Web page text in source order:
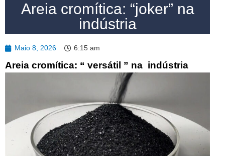
Areia cromítica: “joker” na
indústria
Maio 8, 2026 6:15 am
Areia cromítica: “ versátil ” na indústria